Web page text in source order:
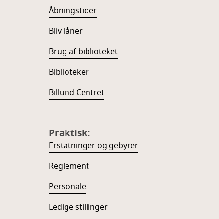
Åbningstider
Bliv låner
Brug af biblioteket
Biblioteker
Billund Centret
Praktisk:
Erstatninger og gebyrer
Reglement
Personale
Ledige stillinger